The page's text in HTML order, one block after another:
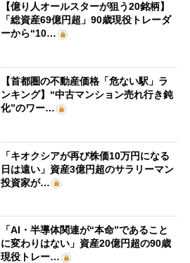
【億り人オールスターが狙う20銘柄】
「総資産69億円超」90歳現役トレーダ
ーから“10…
【首都圏の不動産価格「危ない駅」ラ
ンキング】“中古マンション売れ行き鈍
化”のワー…
「キオクシアが再び株価10万円になる
日は遠い」資産3億円超のサラリーマン
投資家が…
「AI・半導体関連が“本命”であること
に変わりはない」資産20億円超の90歳
現役トレー…